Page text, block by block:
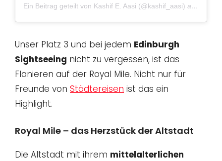
Ein Beitrag geteilt von Kashif E. Aasi (@kashif_aasi) am
Unser Platz 3 und bei jedem Edinburgh
Sightseeing nicht zu vergessen, ist das
Flanieren auf der Royal Mile. Nicht nur für
Freunde von Städtereisen ist das ein
Highlight.
Royal Mile – das Herzstück der Altstadt
Die Altstadt mit ihrem mittelalterlichen